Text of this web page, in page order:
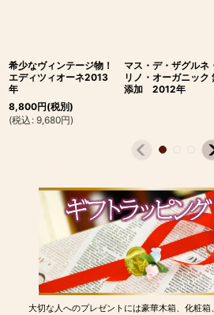
希少なヴィンテージ物！
エディツィオーネ2013
年
8,800円(税別)
(税込 : 9,680円)
マス・デ・ザグルネ
リノ・オーガニック
添加 2012年
大切な人へのプレゼントには豪華木箱、化粧